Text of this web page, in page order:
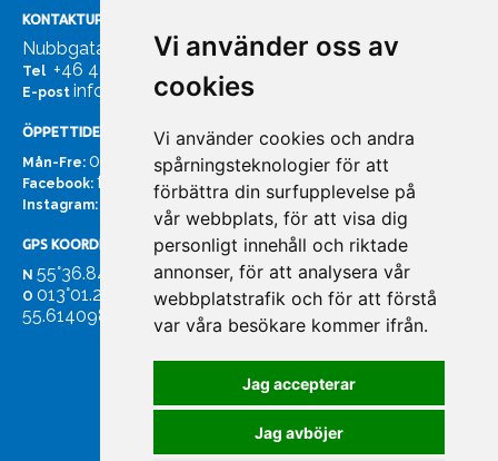
Vi använder oss av
cookies
Vi använder cookies och andra
spårningsteknologier för att
förbättra din surfupplevelse på
vår webbplats, för att visa dig
personligt innehåll och riktade
annonser, för att analysera vår
webbplatstrafik och för att förstå
var våra besökare kommer ifrån.
Jag accepterar
Jag avböjer
KONTAKTUPPGIFTER
Nubbgatan 7, 211 24 Malmö
Tel +46 40185561
E-post info@bachmans.se
ÖPPETTIDER
Mån-Fre: 07:00 - 16:00
Facebook: facebook.com/bachmans.se
Instagram: instagram.com/bachmans.se
GPS KOORDINATER
N 55°36.847
O 013°01.255'
55.614098. 13.020931'